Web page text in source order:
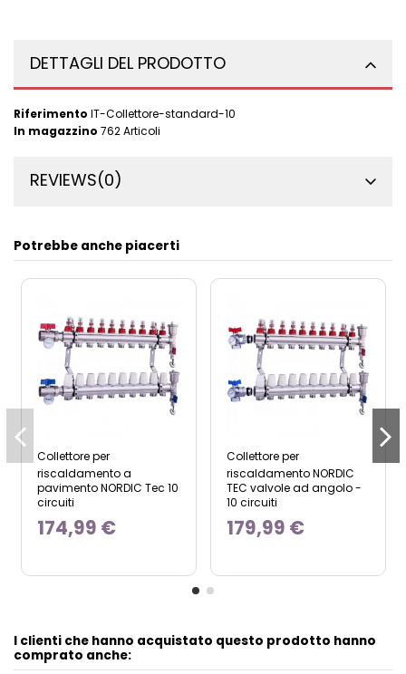
DETTAGLI DEL PRODOTTO
Riferimento IT-Collettore-standard-10
In magazzino 762 Articoli
REVIEWS(0)
Potrebbe anche piacerti
Collettore per
riscaldamento a
pavimento NORDIC Tec 10
circuiti
174,99 €
Collettore per
riscaldamento NORDIC
TEC valvole ad angolo -
10 circuiti
179,99 €
I clienti che hanno acquistato questo prodotto hanno
comprato anche: